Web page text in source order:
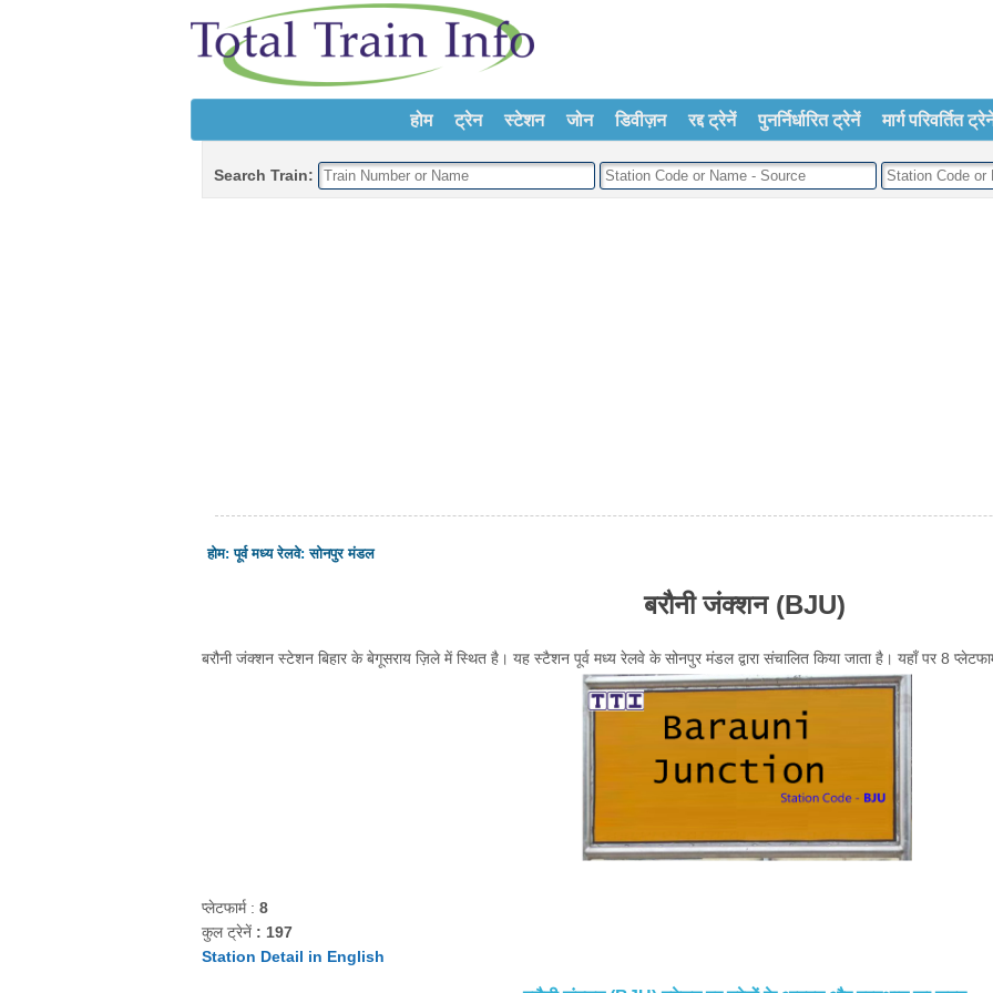
होम ट्रेन स्टेशन जोन डिवीज़न रद्द ट्रेनें पुनर्निर्धारित ट्रेनें मार्ग परिवर्तित
Search Train:
होम:पूर्व मध्य रेलवे:सोनपुर मंडल
बरौनी जंक्शन (BJU)
बरौनी जंक्शन स्टेशन बिहार के बेगूसराय ज़िले में स्थित है। यह स्टैशन पूर्व मध्य रेलवे के सोनपुर मंडल द्वारा संचालित किया जाता है। यहाँ पर 8
प्लेटफार्म : 8
कुल ट्रेनें : 197
Station Detail in English